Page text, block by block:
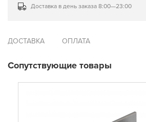
Доставка в день заказа 8:00—23:00
ДОСТАВКА ОПЛАТА
Сопутствующие товары